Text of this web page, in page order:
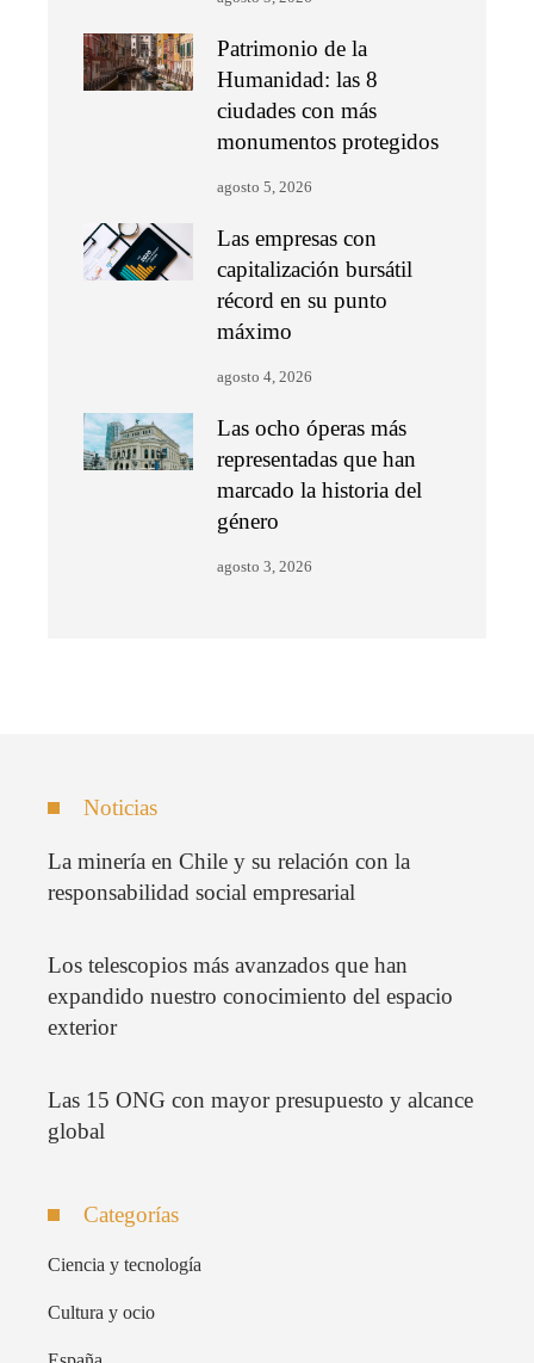
Patrimonio de la
Humanidad: las 8
ciudades con más
monumentos protegidos
agosto 5, 2026
Las empresas con
capitalización bursátil
récord en su punto
máximo
agosto 4, 2026
Las ocho óperas más
representadas que han
marcado la historia del
género
agosto 3, 2026
Noticias
La minería en Chile y su relación con la
responsabilidad social empresarial
Los telescopios más avanzados que han
expandido nuestro conocimiento del espacio
exterior
Las 15 ONG con mayor presupuesto y alcance
global
Categorías
Ciencia y tecnología
Cultura y ocio